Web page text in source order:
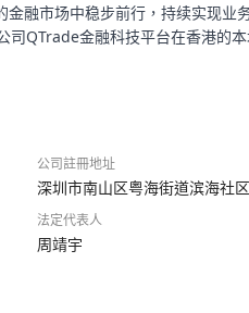
融市场中稳步前行，持续实现业
QTrade金融科技平台在香港的
服务全球机构客户。为支撑香
网
完整的自主知识产权体系。截
业技术壁垒。
移植并本地化改造，支撑香港及
与超过 1200 家银行、保险、证
公司等。
以上，业务连续性得到有效保
公司註冊地址
深圳市南山区粤海街道滨海社
法定代表人
周靖宇